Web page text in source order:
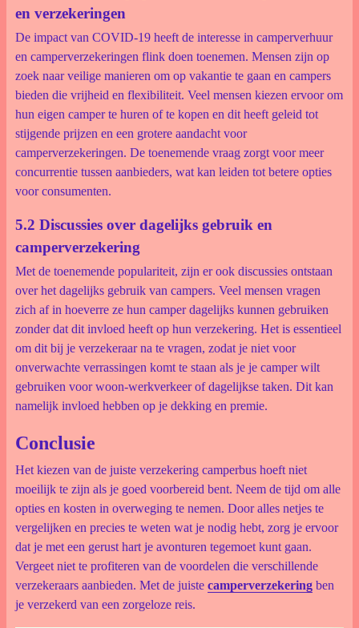
en verzekeringen
De impact van COVID-19 heeft de interesse in camperverhuur
en camperverzekeringen flink doen toenemen. Mensen zijn op
zoek naar veilige manieren om op vakantie te gaan en campers
bieden die vrijheid en flexibiliteit. Veel mensen kiezen ervoor om
hun eigen camper te huren of te kopen en dit heeft geleid tot
stijgende prijzen en een grotere aandacht voor
camperverzekeringen. De toenemende vraag zorgt voor meer
concurrentie tussen aanbieders, wat kan leiden tot betere opties
voor consumenten.
5.2 Discussies over dagelijks gebruik en
camperverzekering
Met de toenemende populariteit, zijn er ook discussies ontstaan
over het dagelijks gebruik van campers. Veel mensen vragen
zich af in hoeverre ze hun camper dagelijks kunnen gebruiken
zonder dat dit invloed heeft op hun verzekering. Het is essentieel
om dit bij je verzekeraar na te vragen, zodat je niet voor
onverwachte verrassingen komt te staan als je je camper wilt
gebruiken voor woon-werkverkeer of dagelijkse taken. Dit kan
namelijk invloed hebben op je dekking en premie.
Conclusie
Het kiezen van de juiste verzekering camperbus hoeft niet
moeilijk te zijn als je goed voorbereid bent. Neem de tijd om alle
opties en kosten in overweging te nemen. Door alles netjes te
vergelijken en precies te weten wat je nodig hebt, zorg je ervoor
dat je met een gerust hart je avonturen tegemoet kunt gaan.
Vergeet niet te profiteren van de voordelen die verschillende
verzekeraars aanbieden. Met de juiste camperverzekeringben
je verzekerd van een zorgeloze reis.